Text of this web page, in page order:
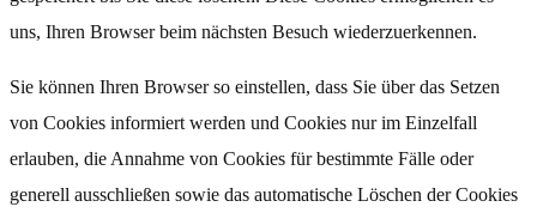
uns, Ihren Browser beim nächsten Besuch wiederzuerkennen.
Sie können Ihren Browser so einstellen, dass Sie über das Setzen
von Cookies informiert werden und Cookies nur im Einzelfall
erlauben, die Annahme von Cookies für bestimmte Fälle oder
generell ausschließen sowie das automatische Löschen der Cookies